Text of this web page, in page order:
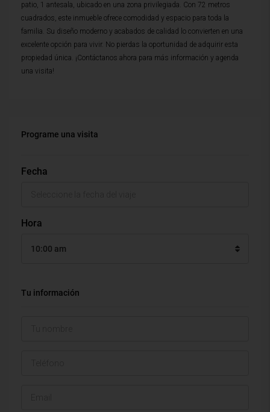
patio, 1 antesala, ubicado en una zona privilegiada. Con 72 metros
cuadrados, este inmueble ofrece comodidad y espacio para toda la
familia. Su diseño moderno y acabados de calidad lo convierten en una
excelente opción para vivir. No pierdas la oportunidad de adquirir esta
propiedad única. ¡Contáctanos ahora para más información y agenda
una visita!
Programe una visita
Fecha
Hora
10:00 am
Tu información